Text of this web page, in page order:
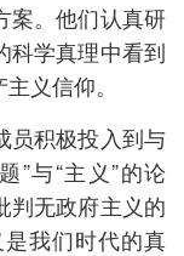
案。他们认真研
科学真理中看到
义信仰。
员积极投入到与
”与“主义”的论
判无政府主义的
我们时代的真